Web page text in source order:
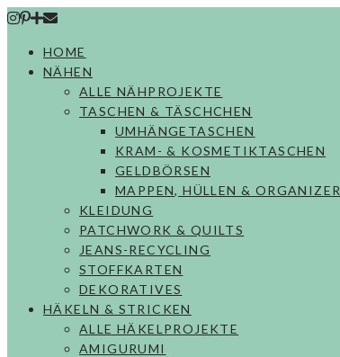
Skip
contentHOME
NÄHEN
ALLE NÄHPROJEKTE
TASCHEN & TÄSCHCHEN
UMHÄNGETASCHEN
KRAM- & KOSMETIKTASCHEN
GELDBÖRSEN
MAPPEN, HÜLLEN & ORGANIZER
KLEIDUNG
PATCHWORK & QUILTS
JEANS-RECYCLING
STOFFKARTEN
DEKORATIVES
HÄKELN & STRICKEN
ALLE HÄKELPROJEKTE
AMIGURUMI